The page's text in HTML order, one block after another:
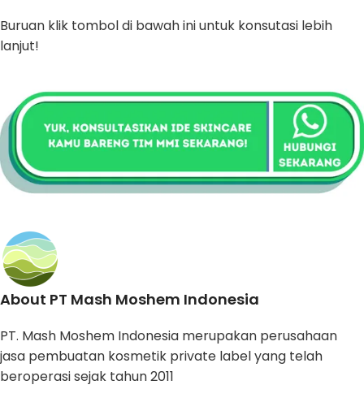
Buruan klik tombol di bawah ini untuk konsutasi lebih
lanjut!
About PT Mash Moshem Indonesia
PT. Mash Moshem Indonesia merupakan perusahaan
jasa pembuatan kosmetik private label yang telah
beroperasi sejak tahun 2011